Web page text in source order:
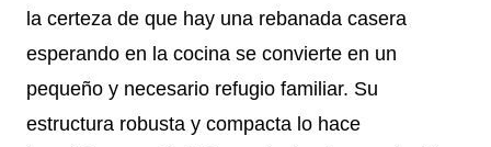
la certeza de que hay una rebanada casera
esperando en la cocina se convierte en un
pequeño y necesario refugio familiar. Su
estructura robusta y compacta lo hace